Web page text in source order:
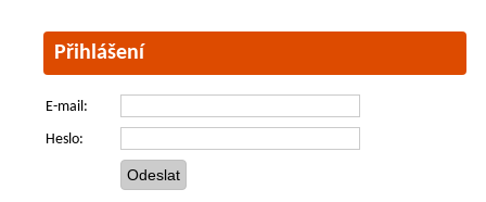
Přihlášení
E-mail:
Heslo: